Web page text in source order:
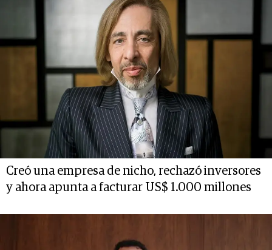
Creó una empresa de nicho, rechazó inversores
y ahora apunta a facturar US$ 1.000 millones